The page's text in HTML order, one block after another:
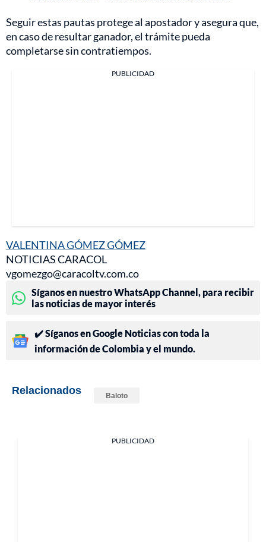
Seguir estas pautas protege al apostador y asegura que,
en caso de resultar ganador, el trámite pueda
completarse sin contratiempos.
PUBLICIDAD
VALENTINA GÓMEZ GÓMEZ
NOTICIAS CARACOL
vgomezgo@caracoltv.com.co
Síganos en nuestro WhatsApp Channel, para recibir
las noticias de mayor interés
✔️ Síganos en Google Noticias con toda la
información de Colombia y el mundo.
Relacionados Baloto
PUBLICIDAD